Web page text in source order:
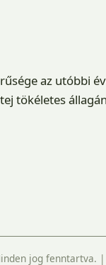
az utóbbi
tökéletes
jog fenntartva. |